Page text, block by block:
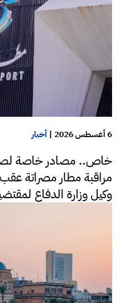
6 أغسطس 2026 | أخبار
خاص.. مصادر خاصة
مراقبة مطار مصراتة
وكيل وزارة الدفاع